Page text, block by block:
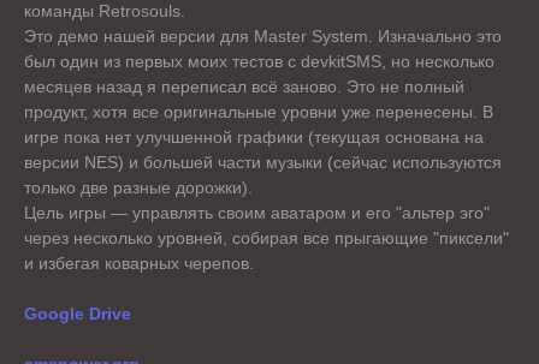
команды Retrosouls.
Это демо нашей версии для Master System. Изначально это
был один из первых моих тестов с devkitSMS, но несколько
месяцев назад я переписал всё заново. Это не полный
продукт, хотя все оригинальные уровни уже перенесены. В
игре пока нет улучшенной графики (текущая основана на
версии NES) и большей части музыки (сейчас используются
только две разные дорожки).
Цель игры — управлять своим аватаром и его "альтер эго"
через несколько уровней, собирая все прыгающие "пиксели"
и избегая коварных черепов.
Google Drive